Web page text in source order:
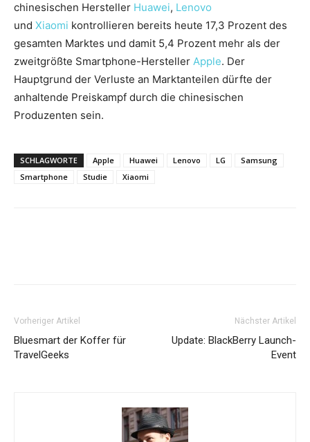
chinesischen Hersteller Huawei, Lenovo
und Xiaomi kontrollieren bereits heute 17,3 Prozent des
gesamten Marktes und damit 5,4 Prozent mehr als der
zweitgrößte Smartphone-Hersteller Apple. Der
Hauptgrund der Verluste an Marktanteilen dürfte der
anhaltende Preiskampf durch die chinesischen
Produzenten sein.
SCHLAGWORTE Apple Huawei Lenovo LG
Samsung
Smartphone
Studie Xiaomi
Vorheriger Artikel
Bluesmart der Koffer für
TravelGeeks
Nächster Artikel
Update: BlackBerry Launch-
Event